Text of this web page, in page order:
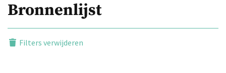
Bronnenlijst
Filters verwijderen